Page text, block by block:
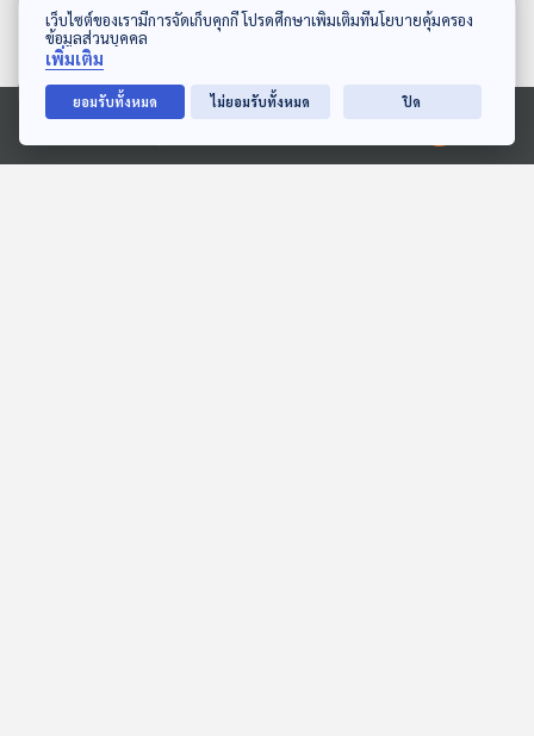
ดาวน์โหลด Thai PBS Podcast Application
Ⓒ 2020 องค์การกระจายเสียงและแพร่ภาพสาธารณะแห่งประเทศไทย
ตอนที่เกี่ยวข้อง
เว็บไซต์ของเรามีการจัดเก็บคุกกี้ โปรดศึกษาเพิ่มเติมที่นโยบายคุ้มครอง
ข้อมูลส่วนบุคคล
เพิ่มเติม
ยอมรับทั้งหมด ไม่ยอมรับทั้งหมด ปิด